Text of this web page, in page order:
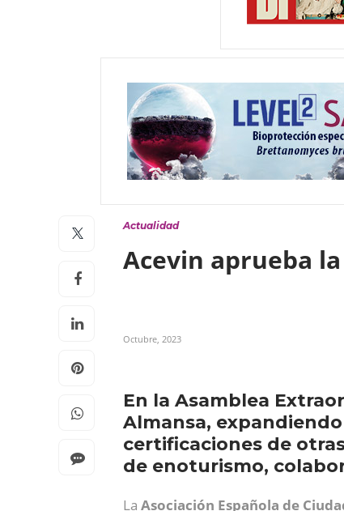
Actualidad
Acevin aprueba
Octubre, 2023
En la Asamblea
Almansa,
certificaciones de
de enoturismo,
La Asociación Española de